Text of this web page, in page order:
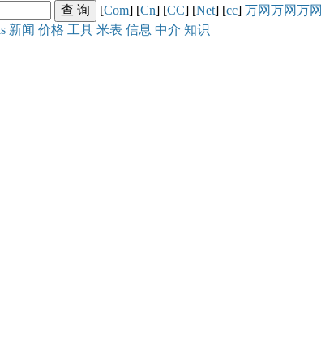
[Com] [Cn] [CC] [Net] [cc] 万网万网万网
新闻 价格 工具 米表 信息 中介 知识